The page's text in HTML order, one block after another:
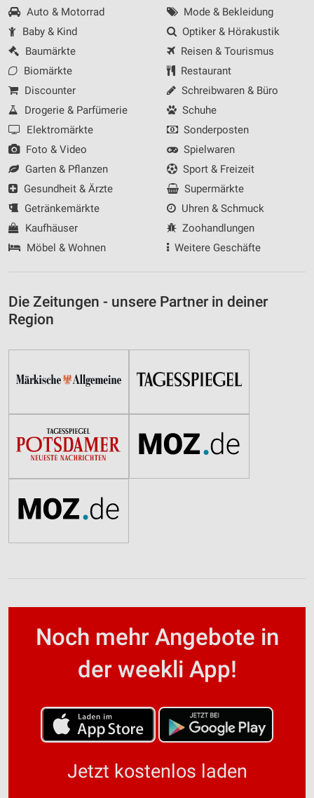
Auto & Motorrad
Baby & Kind
Baumärkte
Biomärkte
Discounter
Drogerie & Parfümerie
Elektromärkte
Foto & Video
Garten & Pflanzen
Gesundheit & Ärzte
Getränkemärkte
Kaufhäuser
Möbel & Wohnen
Mode & Bekleidung
Optiker & Hörakustik
Reisen & Tourismus
Restaurant
Schreibwaren & Büro
Schuhe
Sonderposten
Spielwaren
Sport & Freizeit
Supermärkte
Uhren & Schmuck
Zoohandlungen
Weitere Geschäfte
Die Zeitungen - unsere Partner in deiner
Region
Noch mehr Angebote in
der weekli App!
Jetzt kostenlos laden